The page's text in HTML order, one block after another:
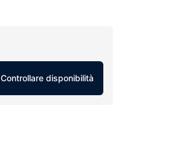
Controllare disponibilità